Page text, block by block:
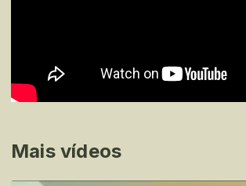
Mais vídeos